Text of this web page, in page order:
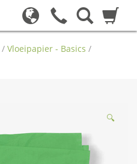
/ Vloeipapier - Basics /
🔍